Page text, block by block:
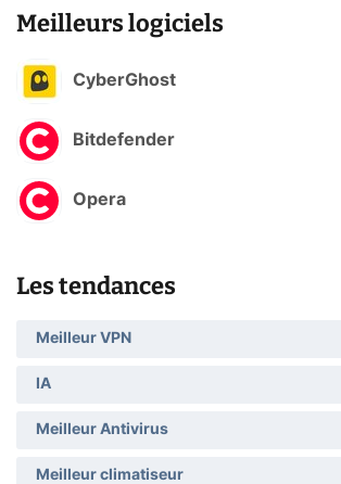
Meilleurs logiciels
CyberGhost
Bitdefender
Opera
Les tendances
Meilleur VPN
IA
Meilleur Antivirus
Meilleur climatiseur